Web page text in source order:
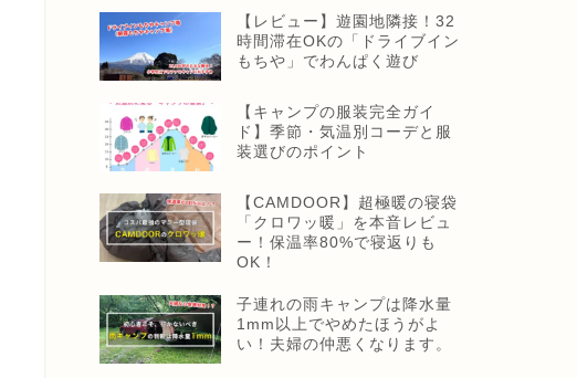
【レビュー】遊園地隣接！32
時間滞在OKの「ドライブイン
もちや」でわんぱく遊び
【キャンプの服装完全ガイ
ド】季節・気温別コーデと服
装選びのポイント
【CAMDOOR】超極暖の寝袋
「クロワッ暖」を本音レビュ
ー！保温率80%で寝返りも
OK！
子連れの雨キャンプは降水量
1mm以上でやめたほうがよ
い！夫婦の仲悪くなります。